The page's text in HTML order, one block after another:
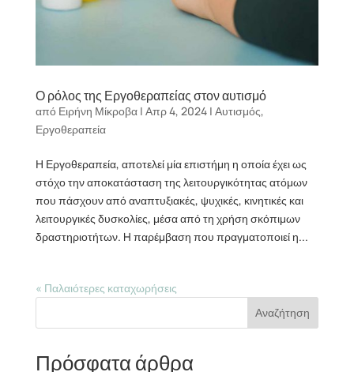
Ο ρόλος της Εργοθεραπείας στον αυτισμό
από Ειρήνη Μίκροβα| Απρ 4, 2024| Αυτισμός,
Εργοθεραπεία
Η Εργοθεραπεία, αποτελεί μία επιστήμη η οποία έχει ως
στόχο την αποκατάσταση της λειτουργικότητας ατόμων
που πάσχουν από αναπτυξιακές, ψυχικές, κινητικές και
λειτουργικές δυσκολίες, μέσα από τη χρήση σκόπιμων
δραστηριοτήτων. H παρέμβαση που πραγματοποιεί η...
« Παλαιότερες καταχωρήσεις
Αναζήτηση
Πρόσφατα άρθρα